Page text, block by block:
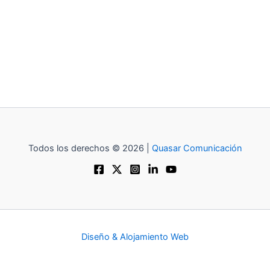
Todos los derechos © 2026 | Quasar Comunicación
Diseño & Alojamiento Web